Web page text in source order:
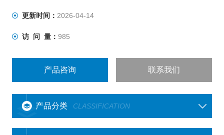
更新时间： 2026-04-14
访 问 量： 985
产品咨询 联系我们
产品分类 CLASSIFICATION